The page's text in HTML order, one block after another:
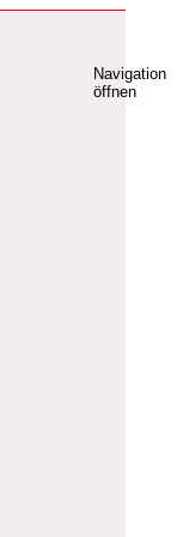
Navigation
öffnen